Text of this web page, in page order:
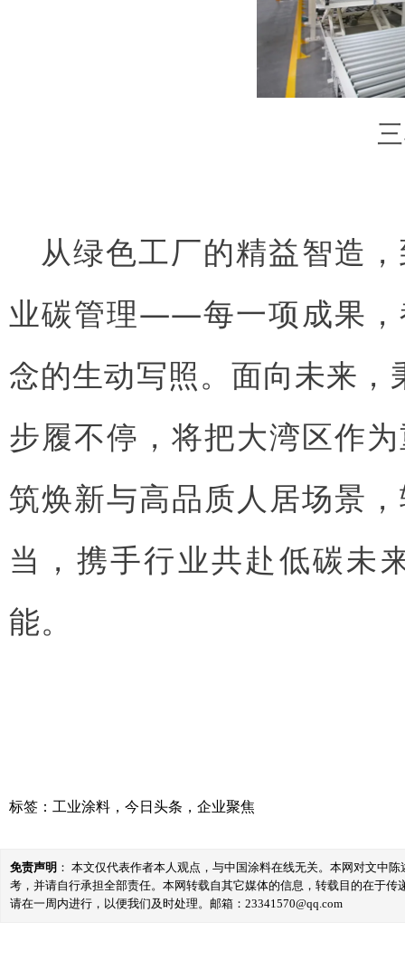
从绿色工厂的精益智造
业碳管理——每一项成果，
念的生动写照。面向未来，
步履不停，将把大湾区作
筑焕新与高品质人居场景
当，携手行业共赴低碳未
能。
标签： 工业涂料 ， 今日头条 ， 企业聚焦
免责声明 ： 本文仅代表作者本人观点，与中国涂料在线无关。本网对文中
考，并请自行承担全部责任。本网转载自其它媒体的信息，转载目的在于
请在一周内进行，以便我们及时处理。邮箱：23341570@qq.com